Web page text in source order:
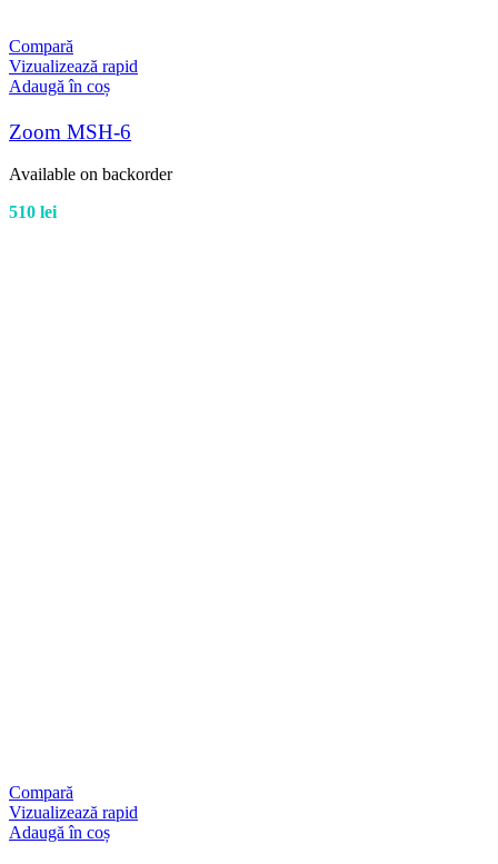
Compară
Vizualizează rapid
Adaugă în coș
Zoom MSH-6
Available on backorder
510 lei
Compară
Vizualizează rapid
Adaugă în coș